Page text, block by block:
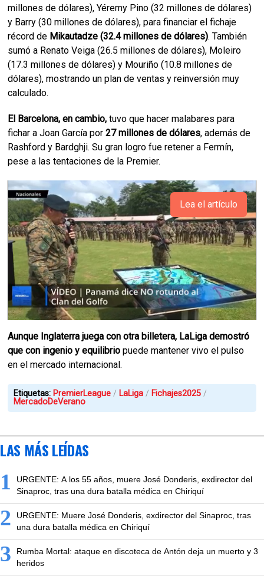
millones de dólares), Yéremy Pino (32 millones de dólares)
y Barry (30 millones de dólares), para financiar el fichaje
récord de Mikautadze (32.4 millones de dólares). También
sumó a Renato Veiga (26.5 millones de dólares), Moleiro
(17.3 millones de dólares) y Mouriño (10.8 millones de
dólares), mostrando un plan de ventas y reinversión muy
calculado.
El Barcelona, en cambio, tuvo que hacer malabares para
fichar a Joan García por27 millones de dólares, además de
Rashford y Bardghji. Su gran logro fue retener a Fermín,
pese a las tentaciones de la Premier.
Lea el artículo
Aunque Inglaterra juega con otra billetera, LaLiga demostró
que con ingenio y equilibrio puede mantener vivo el pulso
en el mercado internacional.
Etiquetas: PremierLeague LaLiga
Fichajes2025
MercadoDeVerano
LAS MÁS LEÍDAS
1
URGENTE: A los 55 años, muere José Donderis, exdirector del
Sinaproc, tras una dura batalla médica en Chiriquí
2
URGENTE: Muere José Donderis, exdirector del Sinaproc, tras
una dura batalla médica en Chiriquí
3
Rumba Mortal: ataque en discoteca de Antón deja un muerto y 3
heridos